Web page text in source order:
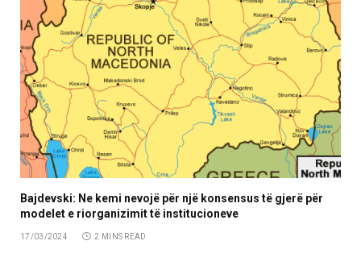
Bajdevski: Ne kemi nevojë për një konsensus të gjerë për
modelet e riorganizimit të institucioneve
17/03/2024 2 MINS READ